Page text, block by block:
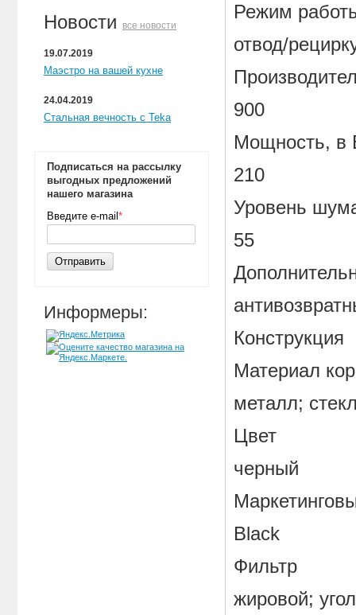
Новости все новости
19.07.2019
Маэстро на вашей кухне
24.04.2019
Стальная вечность с Teka
Подписаться на рассылку
выгодных предложений
нашего магазина
Введите e-mail *
Отправить
Информеры:
Режим
отвод/
900
Мощность, в
210
Уровень
55
Конструкция
Материал
металл;
Цвет
черный
Black
Фильтр
жировой;